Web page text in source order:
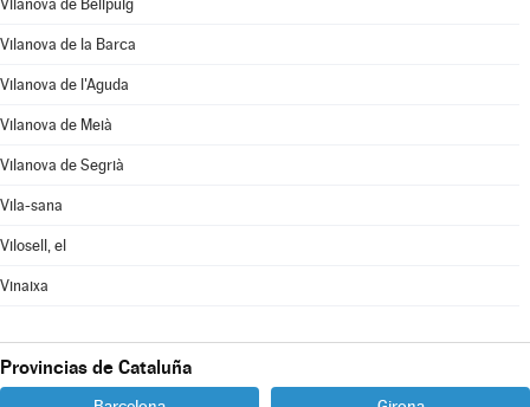
Vilanova de Bellpuig
Vilanova de la Barca
Vilanova de l'Aguda
Vilanova de Meià
Vilanova de Segrià
Vila-sana
Vilosell, el
Vinaixa
Provincias de Cataluña